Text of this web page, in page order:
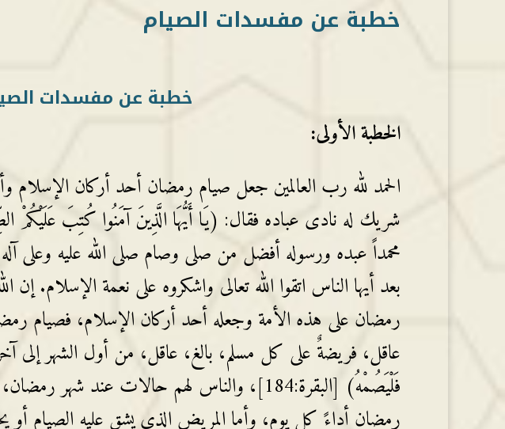
خطبة عن مفسدات الصيام
خطبة عن مفسدات
الخطبة الأولى:
الحمد لله رب العالمين جعل صيام رمضان أحد أركان الإسلام
محمداً عبده ورسوله أفضل من صلى وصام صلى الله عليه وعلى آله
بعد أيها الناس اتقوا الله تعالى واشكروه على نعمة الإسلام.
رمضان على هذه الأمة وجعله أحد أركان الإسلام، فصيام
عاقل، فريضةٌ على كل مسلم، بالغ، عاقل، من أول الشهر إلى
فَلْيَصُمْهُ) [البقرة:184]، والناس لهم حالات عند
رمضان أداءً كل يوم، وأما المريض الذي يشق عليه الصيام أو